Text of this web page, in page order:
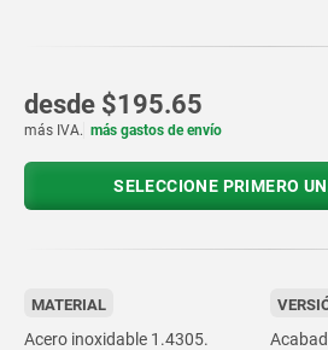
desde $195.65
más IVA. más gastos de envío
SELECCIONE PRIMERO
MATERIAL
Acero inoxidable 1.4305.